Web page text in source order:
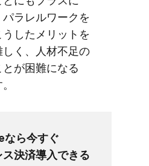
ラレルワークを​
した​メリットを​
く、​人材不足の​
が​困難に​なる​
なら​今すぐ​
決済導入できる